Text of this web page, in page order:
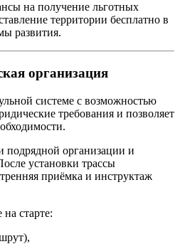
на получение льготных
территории бесплатно в
развития.
организация
системе с возможностью
требования и позволяет
организации и
установки трассы
приёмка и инструктаж
старте: